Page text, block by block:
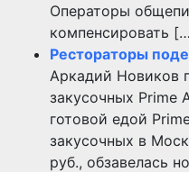
Операторы
компенсировать
Рестораторы
Аркадий Новиков
закусочных Prime
готовой едой
закусочных в
руб., обзавелась